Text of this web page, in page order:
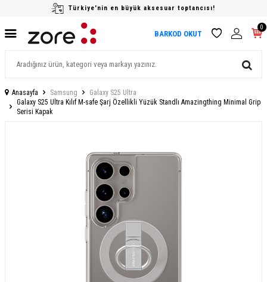
Türkiye'nin en büyük aksesuar toptancısı!
BARKOD OKUT
0
Anasayfa Samsung
Galaxy S25 Ultra
Galaxy S25 Ultra Kılıf M-safe Şarj Özellikli Yüzük Standlı Amazingthing Minimal Grip
Serisi Kapak